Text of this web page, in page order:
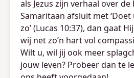
als Jezus zijn verhaal over
Samaritaan afsluit met
zo’ (Lucas 10:37), dan gaat
wij net zo’n hart vol
Wilt u, wil jij ook meer
jouw leven? Probeer dan te